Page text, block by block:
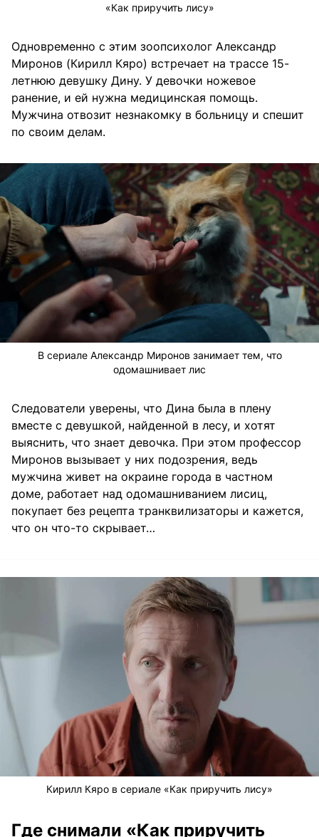
«Как приручить лису»
Одновременно с этим зоопсихолог Александр
Миронов (Кирилл Кяро) встречает на трассе 15-
летнюю девушку Дину. У девочки ножевое
ранение, и ей нужна медицинская помощь.
Мужчина отвозит незнакомку в больницу и спешит
по своим делам.
В сериале Александр Миронов занимает тем, что
одомашнивает лис
Следователи уверены, что Дина была в плену
вместе с девушкой, найденной в лесу, и хотят
выяснить, что знает девочка. При этом профессор
Миронов вызывает у них подозрения, ведь
мужчина живет на окраине города в частном
доме, работает над одомашниванием лисиц,
покупает без рецепта транквилизаторы и кажется,
что он что-то скрывает…
Кирилл Кяро в сериале «Как приручить лису»
Где снимали «Как приручить